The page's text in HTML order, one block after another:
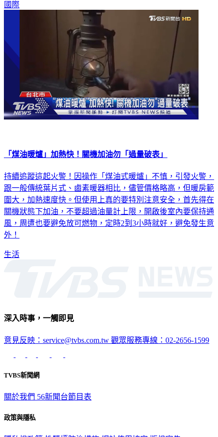
國際
「煤油暖爐」加熱快！關機加油勿「過量破表」
持續追蹤這起火警！因操作「煤油式暖爐」不慎，引發火警，
跟一般傳統葉片式、鹵素暖器相比，儘管價格略高，但暖房範
圍大，加熱速度快。但使用上真的要特別注意安全，首先得在
關機狀態下加油，不要超過油量計上限，開啟後室內要保持通
風，周遭也要避免放可燃物，定時2到3小時就好，避免發生意
外！
生活
深入時事，一觸即見
意見反映：service@tvbs.com.tw 觀眾服務專線：02-2656-1599
TVBS新聞網
關於我們 56新聞台節目表
政策與隱私